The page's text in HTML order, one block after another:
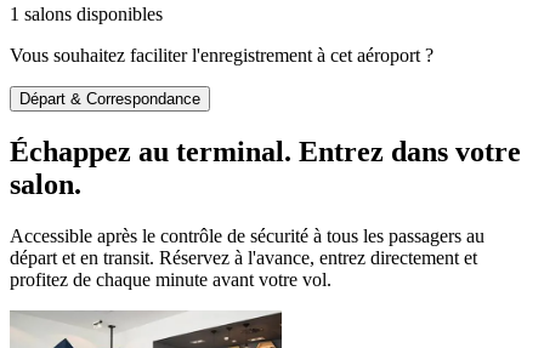
1 salons disponibles
Vous souhaitez faciliter l'enregistrement à cet aéroport ?
Départ & Correspondance
Échappez au terminal. Entrez dans votre
salon.
Accessible après le contrôle de sécurité à tous les passagers au
départ et en transit. Réservez à l'avance, entrez directement et
profitez de chaque minute avant votre vol.